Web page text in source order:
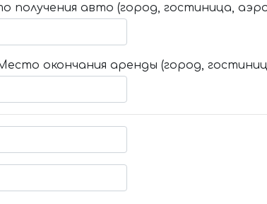
получения авто (город, гостиница,
окончания аренды (город,